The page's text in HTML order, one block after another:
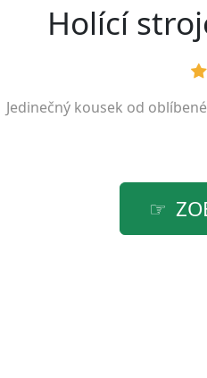
Holící
Jedinečný kousek od